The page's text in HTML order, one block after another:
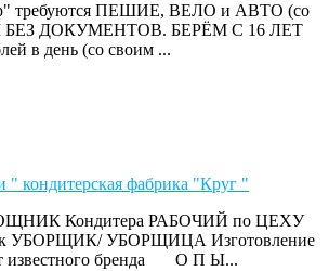
требуются ПЕШИЕ, ВЕЛО и АВТО (со
БЕЗ ДОКУМЕНТОВ. БЕРЁМ С 16 ЛЕТ
в день (со своим ...
" кондитерская фабрика "Круг "
Кондитера РАБОЧИЙ по ЦЕХУ
УБОРЩИК/ УБОРЩИЦА Изготовление
известного бренда О П Ы...